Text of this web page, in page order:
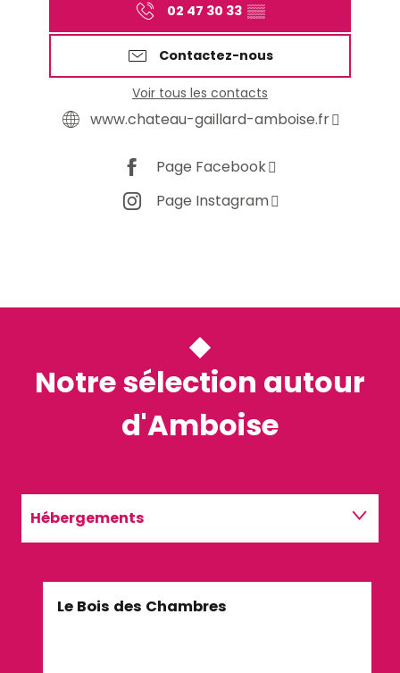
02 47 30 33 ▒▒
Contactez-nous
Voir tous les contacts
www.chateau-gaillard-amboise.fr
Page Facebook
Page Instagram
Notre sélection autour
d'Amboise
Hébergements
Activités
Le Bois des Chambres